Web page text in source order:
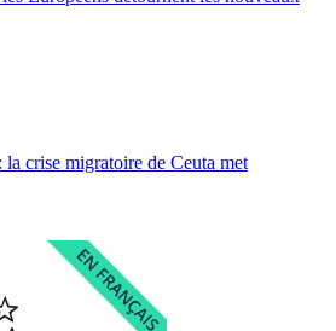
la crise migratoire de Ceuta met